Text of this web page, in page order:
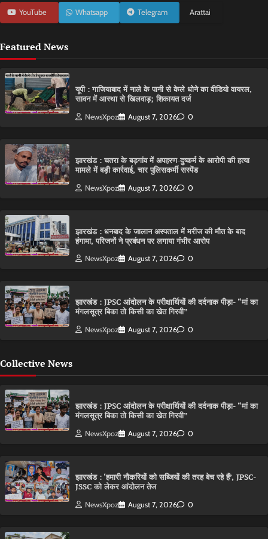
YouTube Whatsapp Telegram Arattai
Featured News
यूपी : गाजियाबाद में नाले के पानी से केले धोने का वीडियो वायरल,
सावन में आस्था से खिलवाड़; शिकायत दर्ज
NewsXpoz August 7, 2026 0
झारखंड : चतरा के बड़गांव में अपहरण-दुष्कर्म के आरोपी की हत्या
मामले में बड़ी कार्रवाई, चार पुलिसकर्मी सस्पेंड
NewsXpoz August 7, 2026 0
झारखंड : धनबाद के जालान अस्पताल में मरीज की मौत के बाद
हंगामा, परिजनों ने प्रबंधन पर लगाया गंभीर आरोप
NewsXpoz August 7, 2026 0
झारखंड : JPSC आंदोलन के परीक्षार्थियों की दर्दनाक पीड़ा- “मां का
मंगलसूत्र बिका तो किसी का खेत गिरवी”
NewsXpoz August 7, 2026 0
Collective News
झारखंड : JPSC आंदोलन के परीक्षार्थियों की दर्दनाक पीड़ा- “मां का
मंगलसूत्र बिका तो किसी का खेत गिरवी”
NewsXpoz August 7, 2026 0
झारखंड : ‘हमारी नौकरियों को सब्जियों की तरह बेच रहे हैं’, JPSC-
JSSC को लेकर आंदोलन तेज
NewsXpoz August 7, 2026 0